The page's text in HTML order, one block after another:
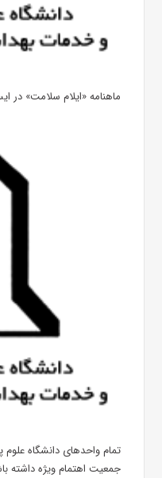
ماهنامه «ایلام سلامت»
تمام واحدهای دانشگاه
جمعیت اهتمام ویژه داشته